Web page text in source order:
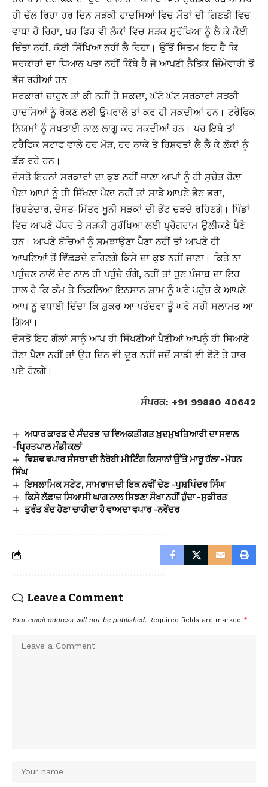
ਹੀ ਚੱਲ ਰਿਹਾ ਹਰ ਦਿਨ ਸੜਕੀ ਹਾਦਸਿਆਂ ਵਿਚ ਮੌਤਾਂ ਦੀ ਗਿਣਤੀ ਵਿਚ
ਵਾਧਾ ਹੋ ਰਿਹਾ, ਪਰ ਫਿਰ ਵੀ ਲੋਕਾਂ ਵਿਚ ਸੜਕ ਸੁਰੱਖਿਆ ਨੂੰ ਲੈ ਕੇ ਕੋਈ
ਚਿੰਤਾ ਨਹੀਂ, ਕੋਈ ਸਿੱਖਿਆ ਨਹੀਂ ਲੈ ਰਿਹਾ। ਉੱਤੋਂ ਸਿਤਮ ਇਹ ਹੈ ਕਿ
ਸਰਕਾਰਾਂ ਦਾ ਧਿਆਨ ਪਤਾ ਨਹੀਂ ਕਿੱਥੇ ਹੈ ਜੋ ਆਪਣੀ ਨੈਤਿਕ ਜ਼ਿੰਮੇਵਾਰੀ ਤੋਂ
ਭੱਜ ਰਹੀਆਂ ਹਨ।
ਸਰਕਾਰਾਂ ਚਾਹੁਣ ਤਾਂ ਕੀ ਨਹੀਂ ਹੋ ਸਕਦਾ, ਘੱਟੋ ਘੱਟ ਸਰਕਾਰਾਂ ਸੜਕੀ
ਹਾਦਸਿਆਂ ਨੂੰ ਰੋਕਣ ਲਈ ਉਪਰਾਲੇ ਤਾਂ ਕਰ ਹੀ ਸਕਦੀਆਂ ਹਨ। ਟਰੈਫਿਕ
ਨਿਯਮਾਂ ਨੂੰ ਸਖਤਾਈ ਨਾਲ ਲਾਗੂ ਕਰ ਸਕਦੀਆਂ ਹਨ। ਪਰ ਇਥੇ ਤਾਂ
ਟਰੈਫਿਕ ਸਟਾਫ ਵਾਲੇ ਹਰ ਮੋੜ, ਹਰ ਨਾਕੇ ਤੇ ਰਿਸ਼ਵਤਾਂ ਲੈ ਲੈ ਕੇ ਲੋਕਾਂ ਨੂੰ
ਛੱਡ ਰਹੇ ਹਨ।
ਦੋਸਤੋ ਇਹਨਾਂ ਸਰਕਾਰਾਂ ਦਾ ਕੁਝ ਨਹੀਂ ਜਾਣਾ ਆਪਾਂ ਨੂੰ ਹੀ ਸੁਚੇਤ ਹੋਣਾ
ਪੈਣਾ ਆਪਾਂ ਨੂੰ ਹੀ ਸਿੱਖਣਾ ਪੈਣਾ ਨਹੀਂ ਤਾਂ ਸਾਡੇ ਆਪਣੇ ਭੈਣ ਭਰਾ,
ਰਿਸ਼ਤੇਦਾਰ, ਦੋਸਤ-ਮਿੱਤਰ ਖੂਨੀ ਸੜਕਾਂ ਦੀ ਭੇਂਟ ਚੜਦੇ ਰਹਿਣਗੇ। ਪਿੰਡਾਂ
ਵਿਚ ਆਪਣੇ ਪੱਧਰ ਤੇ ਸੜਕੀ ਸੁਰੱਖਿਆ ਲਈ ਪ੍ਰੋਗਰਾਮ ਉਲੀਕਣੇ ਪੈਣੇ
ਹਨ। ਆਪਣੇ ਬੱਚਿਆਂ ਨੂੰ ਸਮਝਾਉਣਾ ਪੈਣਾ ਨਹੀਂ ਤਾਂ ਆਪਣੇ ਹੀ
ਆਪਣਿਆਂ ਤੋਂ ਵਿੱਛੜਦੇ ਰਹਿਣਗੇ ਕਿਸੇ ਦਾ ਕੁਝ ਨਹੀਂ ਜਾਣਾ। ਕਿਤੇ ਨਾ
ਪਹੁੰਚਣ ਨਾਲੋਂ ਦੇਰ ਨਾਲ ਹੀ ਪਹੁੰਚੇ ਚੰਗੇ, ਨਹੀਂ ਤਾਂ ਹੁਣ ਪੰਜਾਬ ਦਾ ਇਹ
ਹਾਲ ਹੈ ਕਿ ਕੰਮ ਤੇ ਨਿਕਲਿਆ ਇਨਸਾਨ ਸ਼ਾਮ ਨੂੰ ਘਰੇ ਪਹੁੰਚ ਕੇ ਆਪਣੇ
ਆਪ ਨੂੰ ਵਧਾਈ ਦਿੰਦਾ ਕਿ ਸ਼ੁਕਰ ਆ ਪਤੰਦਰਾ ਤੂੰ ਘਰੇ ਸਹੀ ਸਲਾਮਤ ਆ
ਗਿਆ।
ਦੋਸਤੋ ਇਹ ਗੱਲਾਂ ਸਾਨੂੰ ਆਪ ਹੀ ਸਿੱਖਣੀਆਂ ਪੈਣੀਆਂ ਆਪਨੂੰ ਹੀ ਸਿਆਣੇ
ਹੋਣਾ ਪੈਣਾ ਨਹੀਂ ਤਾਂ ਉਹ ਦਿਨ ਵੀ ਦੂਰ ਨਹੀਂ ਜਦੋਂ ਸਾਡੀ ਵੀ ਫੋਟੋ ਤੇ ਹਾਰ
ਪਏ ਹੋਣਗੇ।
ਸੰਪਰਕ: +91 99880 40642
ਅਧਾਰ ਕਾਰਡ ਦੇ ਸੰਦਰਭ ’ਚ ਵਿਅਕਤੀਗਤ ਖ਼ੁਦਮੁਖਤਿਆਰੀ ਦਾ ਸਵਾਲ
-ਪ੍ਰਿਤਪਾਲ ਮੰਡੀਕਲਾਂ
ਵਿਸ਼ਵ ਵਪਾਰ ਸੰਸਥਾ ਦੀ ਨੈਰੋਬੀ ਮੀਟਿੰਗ ਕਿਸਾਨਾਂ ਉੱਤੇ ਮਾਰੂ ਹੱਲਾ -ਮੋਹਨ
ਸਿੰਘ
ਇਸਲਾਮਿਕ ਸਟੇਟ, ਸਾਮਰਾਜ ਦੀ ਇਕ ਨਵੀਂ ਦੇਣ -ਪੁਸ਼ਪਿੰਦਰ ਸਿੰਘ
ਕਿਸੇ ਲੱਫ਼ਾਜ਼ ਸਿਆਸੀ ਘਾਗ ਨਾਲ ਸਿਝਣਾ ਸੌਖਾ ਨਹੀਂ ਹੁੰਦਾ -ਸੁਕੀਰਤ
ਤੁਰੰਤ ਬੰਦ ਹੋਣਾ ਚਾਹੀਦਾ ਹੈ ਵਾਅਦਾ ਵਪਾਰ -ਨਰੇਂਦਰ
Leave a Comment
Your email address will not be published. Required fields are marked *